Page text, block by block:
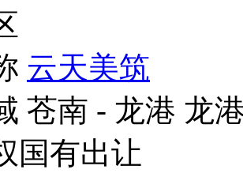
云天美筑
苍南 - 龙港 龙
国有出让